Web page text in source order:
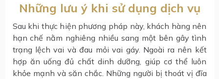
Những lưu ý khi sử dụng dịch vụ
Sau khi thực hiện phương pháp này, khách hàng nên
hạn chế nằm nghiêng nhiều sang một bên gây tình
trạng lệch vai và đau mỏi vai gáy. Ngoài ra nên kết
hợp ăn uống đủ chất dinh dưỡng, giúp cơ thể luôn
khỏe mạnh và săn chắc. Những người bị thoát vị đĩa